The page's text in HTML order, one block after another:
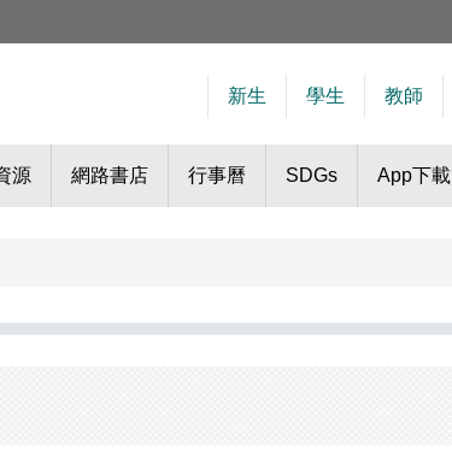
新生 學生 教師
源 網路書店 行事曆 SDGs App下載